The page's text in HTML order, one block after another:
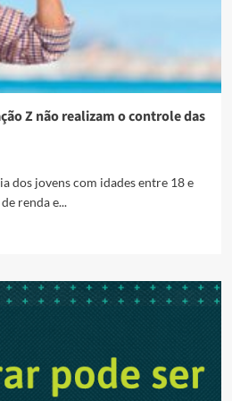
Z não realizam o controle das
dos jovens com idades entre 18 e
renda e...